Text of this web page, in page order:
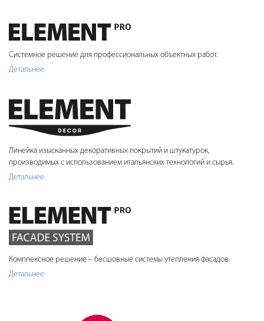
Системное решение для профессиональных объектных работ.
Детальнее
Линейка изысканных декоративных покрытий и штукатурок,
производимых с использованием итальянских технологий и сырья.
Детальнее
Комплексное решение – бесшовные системы утепления фасадов.
Детальнее